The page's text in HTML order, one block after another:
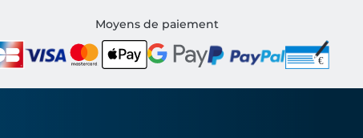
Moyens de paiement